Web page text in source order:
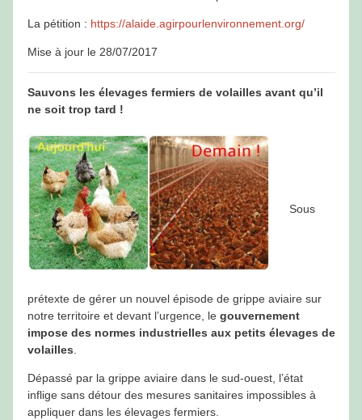
La pétition : https://alaide.agirpourlenvironnement.org/
Mise à jour le 28/07/2017
Sauvons les élevages fermiers de volailles avant qu’il
ne soit trop tard !
Sous
prétexte de gérer un nouvel épisode de grippe aviaire sur
notre territoire et devant l’urgence, le gouvernement
impose des normes industrielles aux petits élevages de
volailles
Dépassé par la grippe aviaire dans le sud-ouest, l’état
inflige sans détour des mesures sanitaires impossibles à
appliquer dans les élevages fermiers.